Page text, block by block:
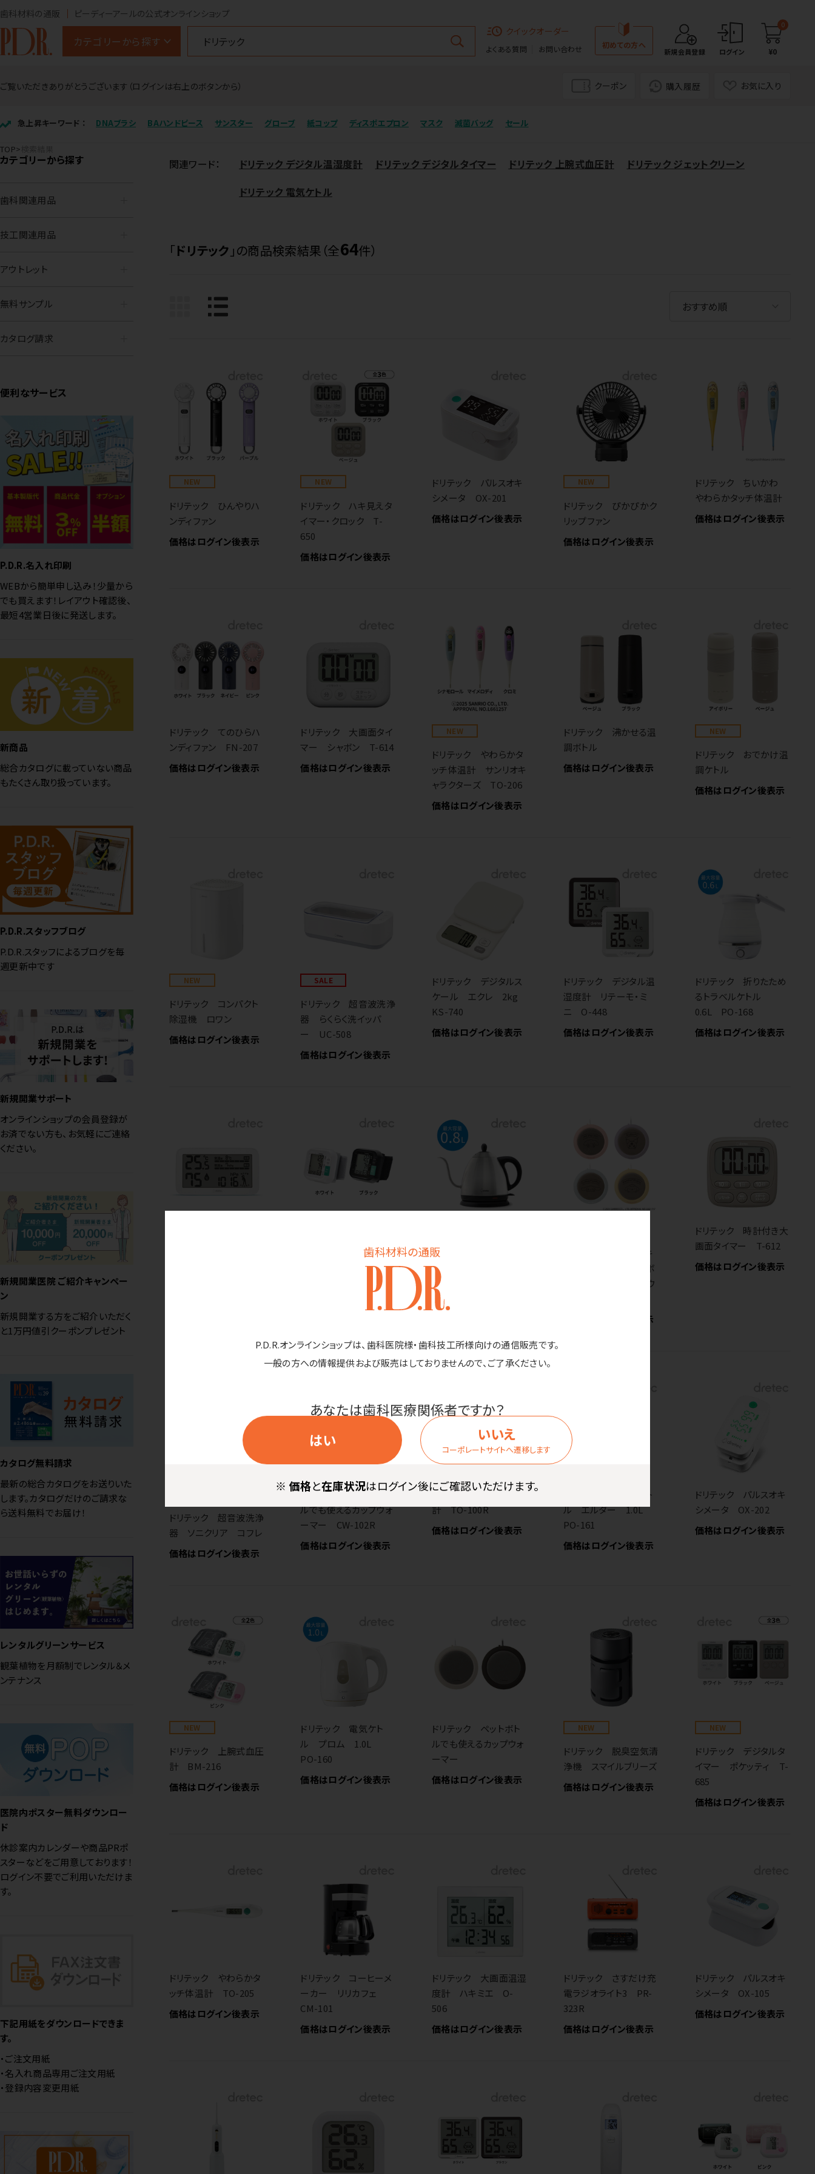
歯科材料の通販
P.D.R.オンラインショップは、歯科医院様・歯科技工所様向けの通信販売です。
一般の方への情報提供および販売はしておりませんので、ご了承ください。
あなたは歯科医療関係者ですか？
はい
いいえ
コーポレートサイトへ遷移します
※ 価格と在庫状況はログイン後にご確認いただけます。
歯科材料の通販 ピーディーアールの公式オンラインショップ
カテゴリーから探す
クイックオーダー
よくある質問 お問い合わせ 初めての方へ
新規会員登録 ログイン
0
¥0
ご覧いただきありがとうございます（ログインは右上のボタンから） クーポン 購入履歴 お気に入り
急上昇キーワード ： DNAブラシ BAハンドピース サンスター グローブ 紙コップ ディスポエプロン マスク 滅菌バッグ セール
TOP
カテゴリーから探す
歯科関連用品
技工関連用品
アウトレット
無料サンプル
カタログ請求
便利なサービス
P.D.R.名入れ印刷
WEBから簡単申し込み！少量から
でも買えます！レイアウト確認後、
最短4営業日後に発送します。
新商品
総合カタログに載っていない商品
もたくさん取り扱っています。
P.D.R.スタッフブログ
P.D.R.スタッフによるブログを毎
週更新中です
新規開業サポート
オンラインショップの会員登録が
お済でない方も、お気軽にご連絡
ください。
新規開業医院 ご紹介キャンペー
ン
新規開業する方をご紹介いただく
と1万円値引クーポンプレゼント
カタログ無料請求
最新の総合カタログをお送りいた
します。カタログだけのご請求な
ら送料無料でお届け！
レンタルグリーンサービス
観葉植物を月額制でレンタル＆メ
ンテナンス
医院内ポスター無料ダウンロー
ド
休診案内カレンダーや商品PRポ
スターなどをご用意しております！
ログイン不要でご利用いただけま
す。
下記用紙をダウンロードできま
す。
・ご注文用紙
・名入れ商品専用ご注文用紙
・登録内容変更用紙
関連ワード： ドリテック デジタル温湿度計 ドリテック デジタルタイマー ドリテック 上腕式血圧計
ドリテック ジェットクリーン
ドリテック 電気ケトル
「ドリテック 」の商品検索結果（全64件）
NEW
ドリテック ひんやりハ
ンディファン
価格はログイン後表示
NEW
ドリテック ハキ見えタ
イマー・クロック T-
650
価格はログイン後表示
ドリテック パルスオキ
シメータ OX-201
価格はログイン後表示
NEW
ドリテック ぴかぴかク
リップファン
価格はログイン後表示
ドリテック ちいかわ
やわらかタッチ体温計
価格はログイン後表示
ドリテック てのひらハ
ンディファン FN-207
価格はログイン後表示
ドリテック 大画面タイ
マー シャボン T-614
価格はログイン後表示
NEW
ドリテック やわらかタ
ッチ体温計 サンリオキ
ャラクターズ TO-206
価格はログイン後表示
ドリテック 沸かせる温
調ボトル
価格はログイン後表示
NEW
ドリテック おでかけ温
調ケトル
価格はログイン後表示
NEW
ドリテック コンパクト
除湿機 ロワン
価格はログイン後表示
SALE
ドリテック 超音波洗浄
器 らくらく洗イッパ
ー UC-508
価格はログイン後表示
ドリテック デジタルス
ケール エクレ 2kg
KS-740
価格はログイン後表示
ドリテック デジタル温
湿度計 リテーモ・ミ
ニ O-448
価格はログイン後表示
ドリテック 折りたため
るトラベルケトル
0.6L PO-168
価格はログイン後表示
価格はログイン後表示
ル ティピカ 0.8L
PO-158
価格はログイン後表示
ドリテック サンリオキ
ャラクターズ ペットボ
トルでも使えるカップウ
価格はログイン後表示
ドリテック 時計付き大
画面タイマー T-612
価格はログイン後表示
ドリテック 超音波洗浄
器 ソニクリア コフレ
価格はログイン後表示
ドリテック ペットボト
ルでも使えるカップウォ
ーマー CW-102R
価格はログイン後表示
ドリテック 電子体温
計 TO-100R
価格はログイン後表示
ドリテック ガラスケト
ル エルダー 1.0L
PO-161
価格はログイン後表示
ドリテック パルスオキ
シメータ OX-202
価格はログイン後表示
NEW
ドリテック 上腕式血圧
計 BM-216
価格はログイン後表示
ドリテック 電気ケト
ル プロム 1.0L
PO-160
価格はログイン後表示
ドリテック ペットボト
ルでも使えるカップウォ
ーマー
価格はログイン後表示
NEW
ドリテック 脱臭空気清
浄機 スマイルブリーズ
価格はログイン後表示
NEW
ドリテック デジタルタ
イマー ポケッティ T-
685
価格はログイン後表示
ドリテック やわらかタ
ッチ体温計 TO-205
価格はログイン後表示
ドリテック コーヒーメ
ーカー リリカフェ
CM-101
価格はログイン後表示
ドリテック 大画面温湿
度計 ハキミエ O-
506
価格はログイン後表示
ドリテック さすだけ充
電ラジオライト3 PR-
323R
価格はログイン後表示
ドリテック パルスオキ
シメータ OX-105
価格はログイン後表示